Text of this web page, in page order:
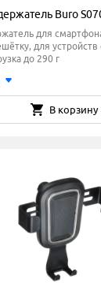
Buro
для
для устройств
до 290 г
В корзину